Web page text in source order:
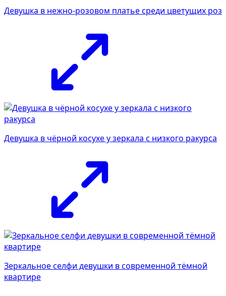
Девушка в нежно-розовом платье среди цветущих роз
Девушка в чёрной косухе у зеркала с низкого ракурса
Зеркальное селфи девушки в современной тёмной
квартире